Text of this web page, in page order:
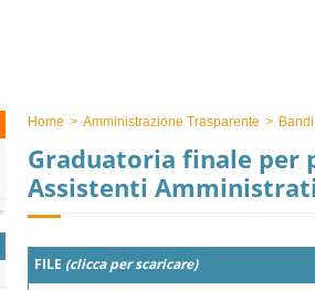
Home > Amministrazione Trasparente >
Graduatoria finale per
Assistenti
FILE (clicca per scaricare)